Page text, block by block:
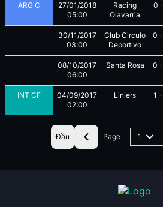
ARG C
27/01/2018
05:00
Racing
Olavarria
0 -
30/11/2017
03:00
Club Circulo
Deportivo
0 -
08/10/2017
06:00
Santa Rosa 0 -
INT CF
04/09/2017
02:00
Liniers 1 -
Đầu Page 1